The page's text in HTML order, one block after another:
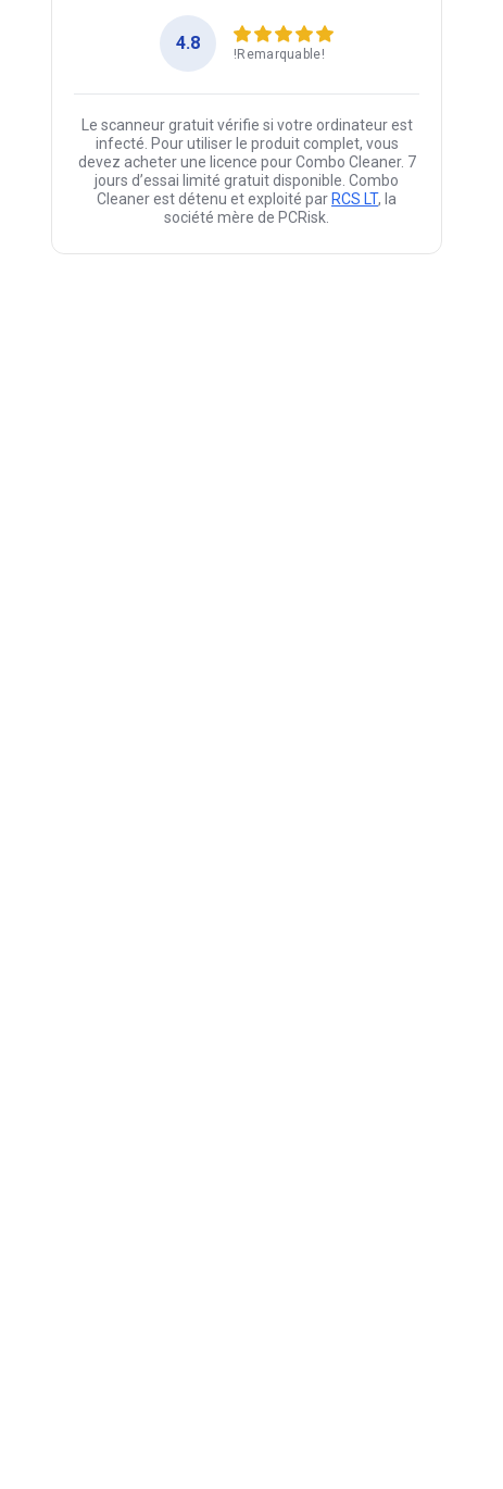
4.8
!Remarquable!
Le scanneur gratuit vérifie si votre ordinateur est
infecté. Pour utiliser le produit complet, vous
devez acheter une licence pour Combo Cleaner. 7
jours d’essai limité gratuit disponible. Combo
Cleaner est détenu et exploité par RCS LT, la
société mère de PCRisk.